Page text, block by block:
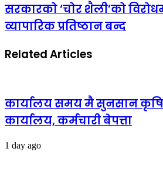
सरकारको ‘चोर शैली’को
व्यापारिक प्रतिष्ठान बन्द
Related Articles
कार्यालय समय मै सुनसान
कार्यालय, कर्मचारी बेपत्ता
1 day ago